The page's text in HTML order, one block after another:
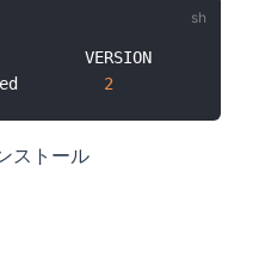
VERSION
2
new window)
ストール